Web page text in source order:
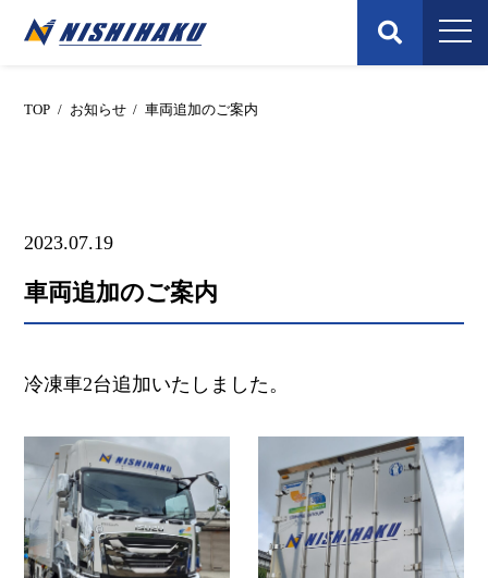
Skip
TOP / お知らせ / 車両追加のご案内
2023.07.19
車両追加のご案内
冷凍車2台追加いたしました。